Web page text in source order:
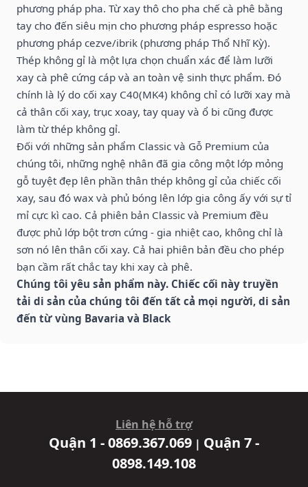
phương pháp pha. Từ xay thô cho pha chế cà phê bằng
tay cho đến siêu mịn cho phương pháp espresso hoặc
phương pháp cezve/ibrik (phương pháp Thổ Nhĩ Kỳ).
Thép không gỉ là một lựa chọn chuẩn xác để làm lưỡi
xay cà phê cứng cáp và an toàn vệ sinh thực phẩm. Đó
chính là lý do cối xay C40(MK4) không chỉ có lưỡi xay mà
cả thân cối xay, trục xoay, tay quay và ổ bi cũng được
làm từ thép không gỉ.
Đối với những sản phẩm Classic và Gỗ Premium của
chúng tôi, những nghệ nhân đã gia công một lớp mỏng
gỗ tuyệt đẹp lên phần thân thép không gỉ của chiếc cối
xay, sau đó wax và phủ bóng lên lớp gia công ấy với sự tỉ
mỉ cực kì cao. Cả phiên bản Classic và Premium đều
được phủ lớp bột trơn cứng - gia nhiệt cao, không chỉ là
sơn nó lên thân cối xay. Cả hai phiên bản đều cho phép
bạn cầm rất chắc tay khi xay cà phê.
Chúng tôi yêu sản phẩm này. Chiếc cối này truyền
tải di sản của chúng tôi đến tất cả mọi người, di sản
đến từ vùng Bavaria và Black
Liên hệ hỗ trợ
Quận 1 - 0869.367.069 | Quận 7 -
0898.149.108